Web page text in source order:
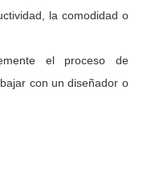
la comodidad o
el proceso de
con un diseñador o